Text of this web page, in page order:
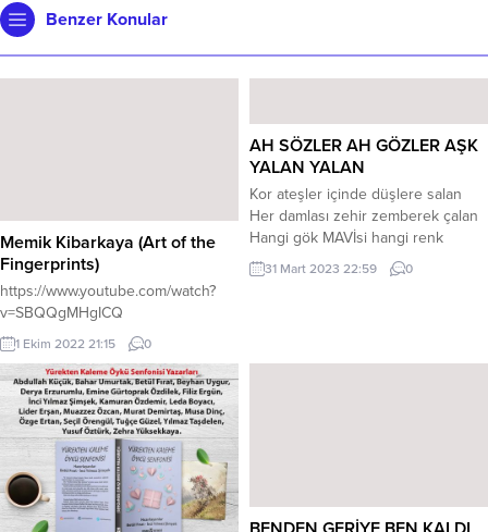
Benzer Konular
Memik Kibarkaya (Art of the
Fingerprints)
https://www.youtube.com/watch?
v=SBQQgMHgICQ
1 Ekim 2022 21:15 0
AH SÖZLER AH GÖZLER AŞK
YALAN YALAN
Kor ateşler içinde düşlere salan
Her damlası zehir zemberek çalan
Hangi gök MAVİsi hangi renk
boyan Ah sözler ah gözler aşk
yalan yalan * Kuşlarda göçebe
aşk yalan yalan * Özlemek
31 Mart 2023 22:59 0